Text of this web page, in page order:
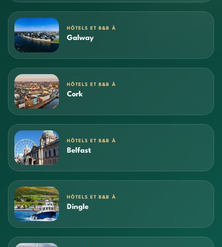
HÔTELS ET B&B À
Galway
HÔTELS ET B&B À
Cork
HÔTELS ET B&B À
Belfast
HÔTELS ET B&B À
Dingle